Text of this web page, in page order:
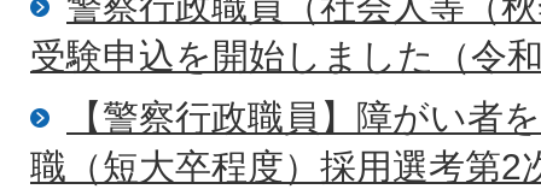
受験申込を開始しました（令
【警察行政職員】障がい者
職（短大卒程度）採用選考第2